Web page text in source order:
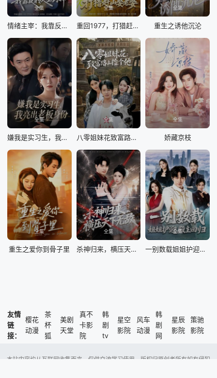
全集
情绪主宰：我靠反转人生封神
全集
重回1977，打猎赶山娶老婆
全集
重生之诱他沉沦
全集
嫌我是实习生，我亮出老板身份
全集
八零姐妹花致富路上捡个他
全集
娇藏京枝
全集
重生之爱你到骨子里
全集
杀神归来，横压天下无敌
全集
一别数载姐姐护迎殿主回归
友情
链
接：
樱花
动漫
茶
杯
狐
美剧
天堂
真不
卡影
院
韩
剧
tv
星空
影院
风车
动漫
韩
剧
网
星辰
影院
策驰
影院
本站内容均从互联网收集而来，仅供交流学习使用，版权归原创者所有如有侵犯